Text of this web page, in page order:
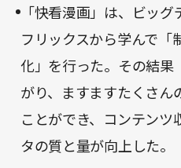
「快看漫画」は、ビッ
フリックスから学んで「
化」を行った。その結果
がり、ますますたくさん
ことができ、コンテンツ
タの質と量が向上した。